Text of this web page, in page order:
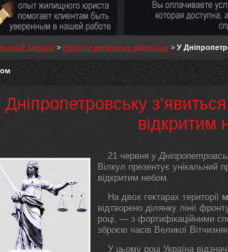
адвокат > Новости жилищных адвокатов > У
Дніпропетровську
відкритим
21 червня у
Вілкул презентує унікальний
відкритим небом.
На двох гектарах території
відтворено ділянку лінії
році, — з фортифікаційними
зброєю часів Великої
У цьому році Україна